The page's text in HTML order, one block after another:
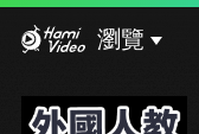
瀏覽